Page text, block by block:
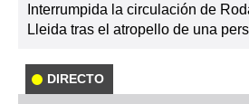
Interrumpida la circulación de
Lleida tras el atropello de una
DIRECTO